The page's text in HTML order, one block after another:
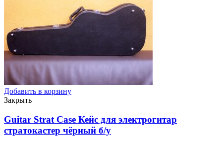
Добавить в корзину
Закрыть
Guitar Strat Case Кейс для электрогитар
стратокастер чёрный б/у